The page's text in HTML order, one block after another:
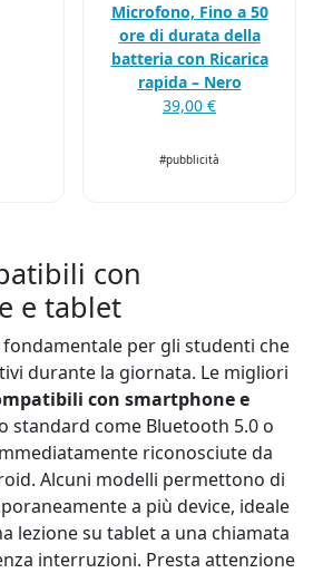
Microfono, Fino a 50
ore di durata della
batteria con Ricarica
rapida – Nero
39,00 €
#pubblicità
con
e tablet
per gli studenti che
durante la giornata. Le migliori
con smartphone e
standard come Bluetooth 5.0 o
riconosciute da
Alcuni modelli permettono di
a più device, ideale
lezione su tablet a una chiamata
interruzioni. Presta attenzione